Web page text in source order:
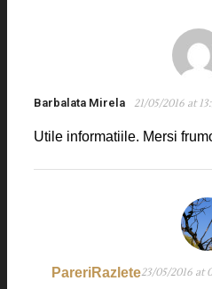
Barbalata Mirela 21/05/2016 at
Utile informatiile. Mersi
PareriRazlete23/05/2016 at